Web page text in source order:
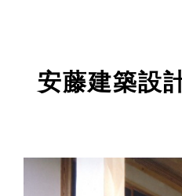
安藤建築設